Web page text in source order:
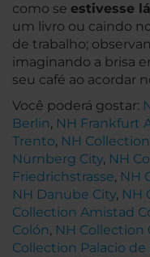
como se estivesse lá
um livro ou caindo
de trabalho;
imaginando a brisa
seu café ao acordar
Você poderá gostar:
Berlin, NH Frankfurt
Trento, NH
Nürnberg City, NH
Friedrichstrasse, NH
NH Danube City, NH
Collection Amistad
Colón, NH Collection
Collection Palacio de